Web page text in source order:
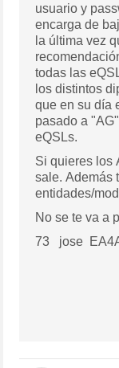
usuario y
encarga de
la última vez
todas las
los distintos
que en su día
pasado a
eQSLs.
Si quieres los
sale. Además
entidades/
No se te va a
73 jose